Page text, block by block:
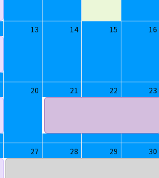
13
20
27
14
21
28
15
22
29
16
23
30